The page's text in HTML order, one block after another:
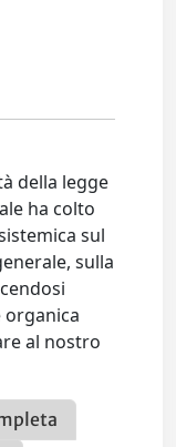
della legge
ha colto
sul
sulla
organica
al nostro